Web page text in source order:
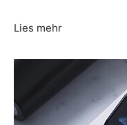
Lies mehr